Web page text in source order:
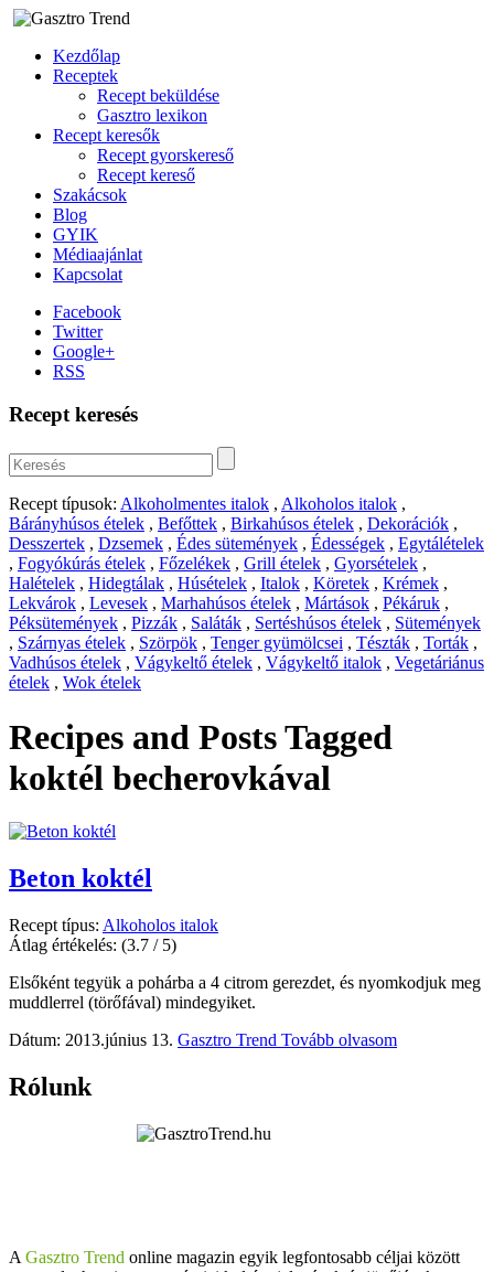
Kezdőlap
Receptek
Recept beküldése
Gasztro lexikon
Recept keresők
Recept gyorskereső
Recept kereső
Szakácsok
Blog
GYIK
Médiaajánlat
Kapcsolat
Facebook
Twitter
Google+
RSS
Recept keresés
Recept típusok: Alkoholmentes italok , Alkoholos italok ,
Bárányhúsos ételek , Befőttek , Birkahúsos ételek , Dekorációk ,
Desszertek , Dzsemek , Édes sütemények , Édességek , Egytálételek
, Fogyókúrás ételek , Főzelékek , Grill ételek , Gyorsételek ,
Halételek , Hidegtálak , Húsételek , Italok , Köretek , Krémek ,
Lekvárok , Levesek , Marhahúsos ételek , Mártások , Pékáruk ,
Péksütemények , Pizzák , Saláták , Sertéshúsos ételek , Sütemények
, Szárnyas ételek , Szörpök , Tenger gyümölcsei , Tészták , Torták ,
Vadhúsos ételek , Vágykeltő ételek , Vágykeltő italok , Vegetáriánus
ételek , Wok ételek
Recipes and Posts Tagged
koktél becherovkával
Beton koktél
Recept típus: Alkoholos italok
Átlag értékelés: (3.7 / 5)
Elsőként tegyük a pohárba a 4 citrom gerezdet, és nyomkodjuk meg
muddlerrel (törőfával) mindegyiket.
Dátum: 2013.június 13. Gasztro Trend Tovább olvasom
Rólunk
A Gasztro Trend online magazin egyik legfontosabb céljai között